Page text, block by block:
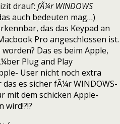
drauf: fÃ¼r WINDOWS
auch bedeuten mag…)
das das Keypad an
Pro angeschlossen ist.
Das es beim Apple,
Plug and Play
User nicht noch extra
es sicher fÃ¼r WINDOWS-
mit dem schicken Apple-
wird!?!?